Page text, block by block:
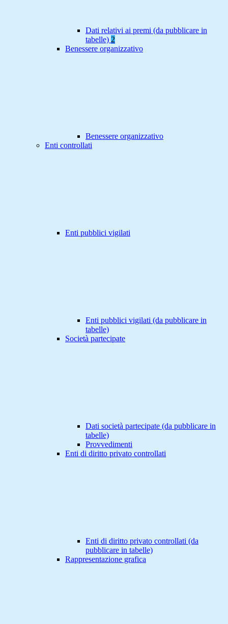
Dati relativi ai premi (da pubblicare in
tabelle) 2
Benessere organizzativo
Benessere organizzativo
Enti controllati
Enti pubblici vigilati
Enti pubblici vigilati (da pubblicare in
tabelle)
Società partecipate
Dati società partecipate (da pubblicare in
tabelle)
Provvedimenti
Enti di diritto privato controllati
Enti di diritto privato controllati (da
pubblicare in tabelle)
Rappresentazione grafica